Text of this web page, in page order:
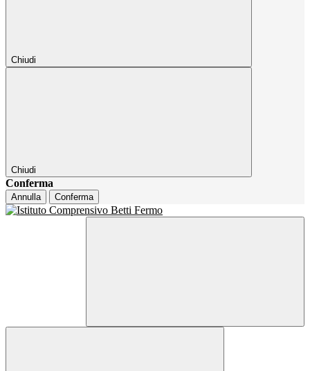
Chiudi
Chiudi
Conferma
Annulla Conferma